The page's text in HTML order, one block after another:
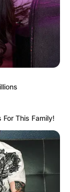
This Family!